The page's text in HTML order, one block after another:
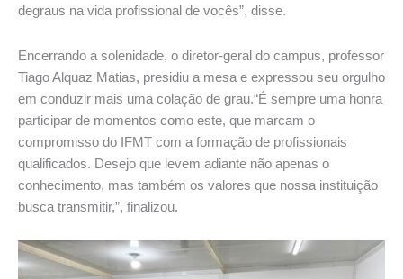
degraus na vida profissional de vocês”, disse.
Encerrando a solenidade, o diretor-geral do campus, professor
Tiago Alquaz Matias, presidiu a mesa e expressou seu orgulho
em conduzir mais uma colação de grau.“É sempre uma honra
participar de momentos como este, que marcam o
compromisso do IFMT com a formação de profissionais
qualificados. Desejo que levem adiante não apenas o
conhecimento, mas também os valores que nossa instituição
busca transmitir,”, finalizou.